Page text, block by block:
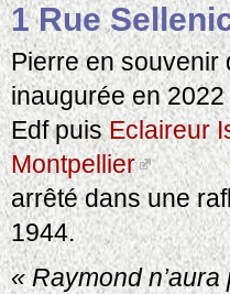
1 Rue
Pierre en souvenir
inaugurée en 2022
Edf puisEclaireur
Montpellier
arrêté dans une
1944.
« Raymond